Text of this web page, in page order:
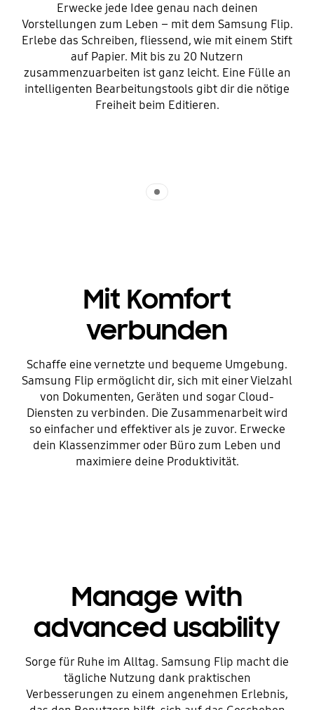
Erwecke jede Idee genau nach deinen
Vorstellungen zum Leben – mit dem Samsung Flip.
Erlebe das Schreiben, fliessend, wie mit einem Stift
auf Papier. Mit bis zu 20 Nutzern
zusammenzuarbeiten ist ganz leicht. Eine Fülle an
intelligenten Bearbeitungstools gibt dir die nötige
Freiheit beim Editieren.
Mit Komfort
verbunden
Schaffe eine vernetzte und bequeme Umgebung.
Samsung Flip ermöglicht dir, sich mit einer Vielzahl
von Dokumenten, Geräten und sogar Cloud-
Diensten zu verbinden. Die Zusammenarbeit wird
so einfacher und effektiver als je zuvor. Erwecke
dein Klassenzimmer oder Büro zum Leben und
maximiere deine Produktivität.
Manage with
advanced usability
Sorge für Ruhe im Alltag. Samsung Flip macht die
tägliche Nutzung dank praktischen
Verbesserungen zu einem angenehmen Erlebnis,